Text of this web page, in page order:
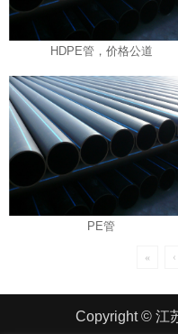
HDPE管，价格公道
PE管
« ‹
Copyright © 江